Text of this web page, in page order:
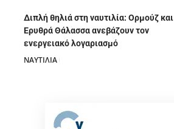
Διπλή θηλιά στη ναυτιλία: Ορμούζ και
Ερυθρά Θάλασσα ανεβάζουν τον
ενεργειακό λογαριασμό
ΝΑΥΤΙΛΙΑ